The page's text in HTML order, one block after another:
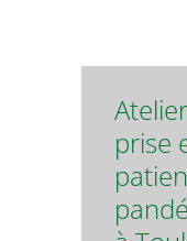
prise